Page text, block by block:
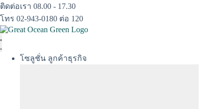
Skip
to
content
ติดต่อเรา 08.00 - 17.30
โทร 02-943-0180 ต่อ 120
โซลูชั่น ลูกค้าธุรกิจ